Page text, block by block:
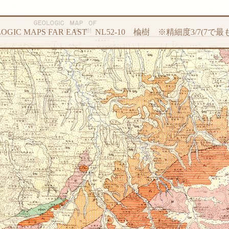
MAPS FAR EAST NL52-10 楡樹 ※精細度3/7(7で最